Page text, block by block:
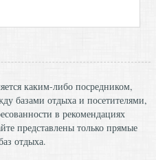
каким-либо посредником,
базами отдыха и посетителями,
в рекомендациях
представлены только прямые
отдыха.